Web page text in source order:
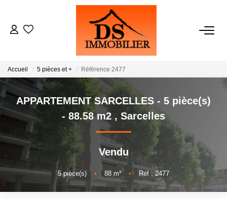
ACHATS
LOCATIONS
ESTIMATION
GESTION
NOTRE AGENCE
Accueil 5 pièces et + Référence 2477
APPARTEMENT SARCELLES - 5 pièce(s)
- 88.58 m2, Sarcelles
Vendu
5pièce(s) • 88 m² • Réf : 2477